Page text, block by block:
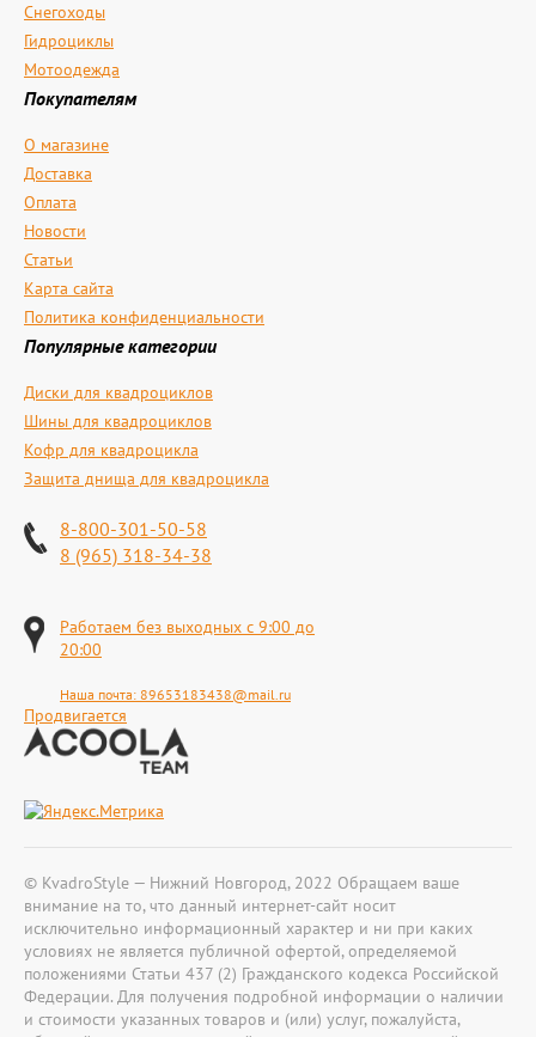
Снегоходы
Гидроциклы
Мотоодежда
Покупателям
О магазине
Доставка
Оплата
Новости
Статьи
Карта сайта
Политика конфиденциальности
Популярные категории
Диски для квадроциклов
Шины для квадроциклов
Кофр для квадроцикла
Защита днища для квадроцикла
8-800-301-50-58
8 (965) 318-34-38
Работаем без выходных с 9:00 до
20:00
Наша почта: 89653183438@mail.ru
Продвигается
© KvadroStyle — Нижний Новгород, 2022 Обращаем ваше
внимание на то, что данный интернет-сайт носит
исключительно информационный характер и ни при каких
условиях не является публичной офертой, определяемой
положениями Статьи 437 (2) Гражданского кодекса Российской
Федерации. Для получения подробной информации о наличии
и стоимости указанных товаров и (или) услуг, пожалуйста,